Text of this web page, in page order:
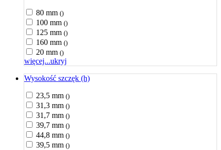
80 mm ()
100 mm ()
125 mm ()
160 mm ()
20 mm ()
więcej...ukryj
Wysokość szczęk (h)
23,5 mm ()
31,3 mm ()
31,7 mm ()
39,7 mm ()
44,8 mm ()
39,5 mm ()